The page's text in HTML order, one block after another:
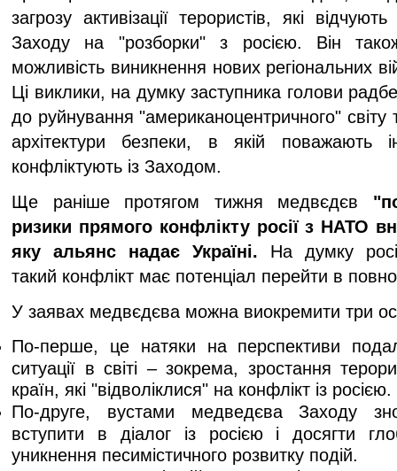
загрозу активізації терористів, які
Заходу на "розборки" з росією. Він
можливість виникнення нових регіональних
Ці виклики, на думку заступника голови
до руйнування "американоцентричного" світу
архітектури безпеки, в якій поважають
конфліктують із Заходом.
Ще раніше протягом тижня медвєдєв
ризики прямого конфлікту росії з НАТО
яку альянс надає Україні. На думку
такий конфлікт має потенціал перейти в
У заявах медвєдєва можна виокремити три
По-перше, це натяки на перспективи
ситуації в світі – зокрема, зростання
країн, які "відволіклися" на конфлікт із росією.
По-друге, вустами медведєва Заходу
вступити в діалог із росією і досягти
уникнення песимістичного розвитку подій.